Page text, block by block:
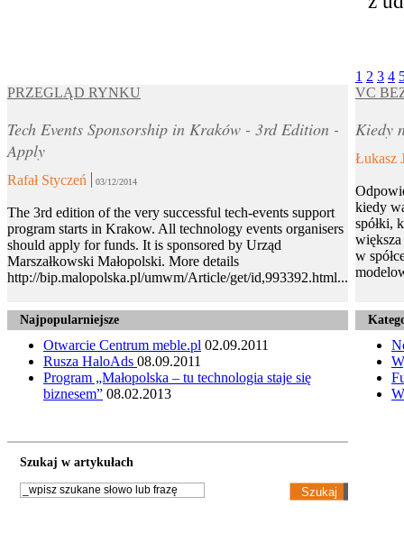
1 2 3 4
PRZEGLĄD RYNKU
Tech Events Sponsorship in Kraków - 3rd Edition -
Apply
Rafał Styczeń 03/12/2014
The 3rd edition of the very successful tech-events support
program starts in Krakow. All technology events organisers
should apply for funds. It is sponsored by Urząd
Marszałkowski Małopolski. More details
http://bip.malopolska.pl/umwm/Article/get/id,993392.html...
VC
Kiedy
Łukasz
kiedy
spółki,
większa
w
Najpopularniejsze
Otwarcie Centrum meble.pl 02.09.2011
Rusza HaloAds 08.09.2011
Program „Małopolska – tu technologia staje się
biznesem” 08.02.2013
Szukaj w artykułach